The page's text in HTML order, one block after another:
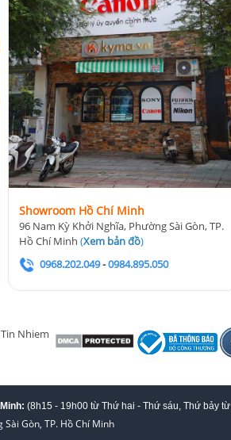
Showroom Hồ Chí Minh
96 Nam Kỳ Khởi Nghĩa, Phường Sài Gòn, TP.
Hồ Chí Minh(Xem bản đồ)
0968.202.049-0984.895.050
(8h15 - 19h00 từ Thứ hai - Thứ sáu, Thứ bảy từ
Sài Gòn, TP. Hồ Chí Minh